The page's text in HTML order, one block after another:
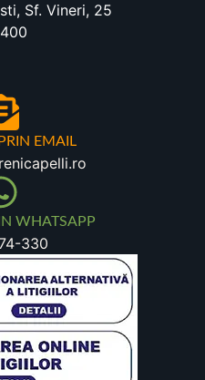
Sf. Vineri, 25
EMAIL
WHATSAPP
330